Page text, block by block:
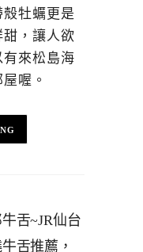
牡蠣更是
，讓人欲
來松島海
喔。
舌~JR仙台
舌推薦，